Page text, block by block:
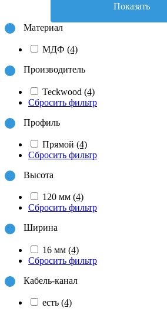
Показать
Материал
МДФ (4)
Производитель
Teckwood (4)
Сбросить фильтр
Профиль
Прямой (4)
Сбросить фильтр
Высота
120 мм (4)
Сбросить фильтр
Ширина
16 мм (4)
Сбросить фильтр
Кабель-канал
есть (4)